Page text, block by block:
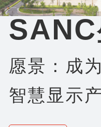
愿景：成
智慧显示